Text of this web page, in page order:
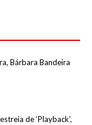
Bárbara Bandeira
de ‘Playback’,